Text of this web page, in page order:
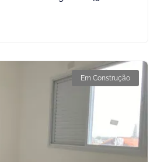
Em Construção